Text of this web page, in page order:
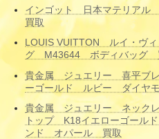
インゴット 日本マテリア
買取
LOUIS VUITTON ルイ・ヴ
グ M43644 ボディバッグ
貴金属 ジュエリー 喜平ブ
ーゴールド ルビー ダイヤ
貴金属 ジュエリー ネック
トップ K18イエローゴール
ンド オパール 買取